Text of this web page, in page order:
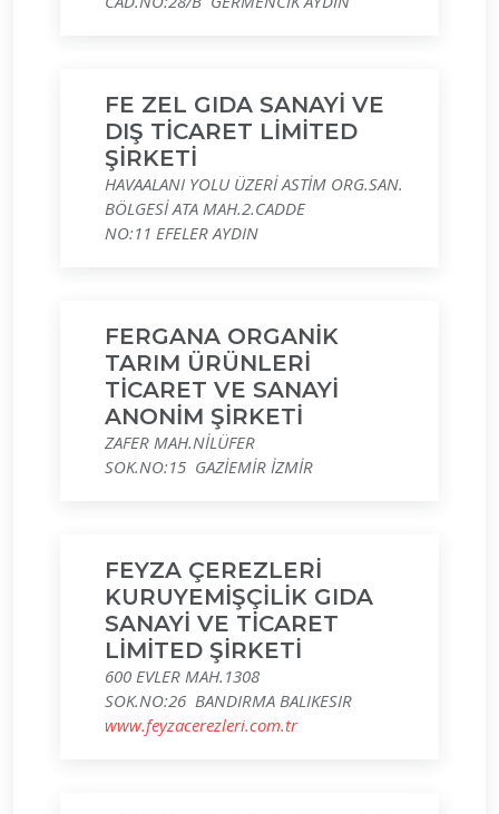
FE ZEL GIDA SANAYİ VE
DIŞ TİCARET LİMİTED
ŞİRKETİ
HAVAALANI YOLU ÜZERİ ASTİM ORG.SAN.
BÖLGESİ ATA MAH.2.CADDE
NO:11 EFELER AYDIN
FERGANA ORGANİK
TARIM ÜRÜNLERİ
TİCARET VE SANAYİ
ANONİM ŞİRKETİ
ZAFER MAH.NİLÜFER
SOK.NO:15 GAZİEMİR İZMİR
FEYZA ÇEREZLERİ
KURUYEMİŞÇİLİK GIDA
SANAYİ VE TİCARET
LİMİTED ŞİRKETİ
600 EVLER MAH.1308
SOK.NO:26 BANDIRMA BALIKESIR
www.feyzacerezleri.com.tr